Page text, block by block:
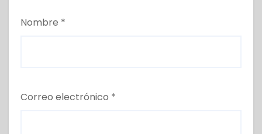
Nombre *
Correo electrónico *